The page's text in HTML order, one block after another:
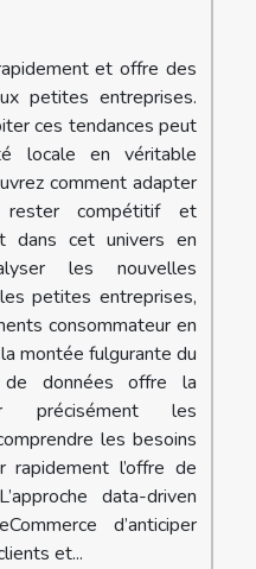
et offre des
petites entreprises.
ces tendances peut
locale en véritable
comment adapter
compétitif et
dans cet univers en
les nouvelles
petites entreprises,
consommateur en
montée fulgurante du
de données offre la
précisément les
les besoins
rapidement l’offre de
data-driven
d’anticiper
et...